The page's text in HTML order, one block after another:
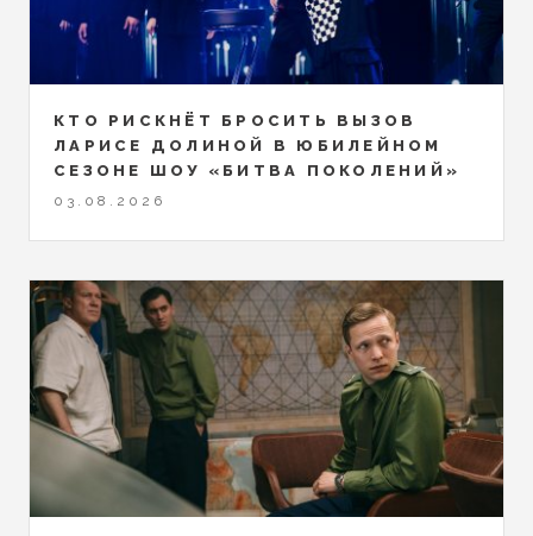
КТО РИСКНЁТ БРОСИТЬ ВЫЗОВ
ЛАРИСЕ ДОЛИНОЙ В ЮБИЛЕЙНОМ
СЕЗОНЕ ШОУ «БИТВА ПОКОЛЕНИЙ»
03.08.2026